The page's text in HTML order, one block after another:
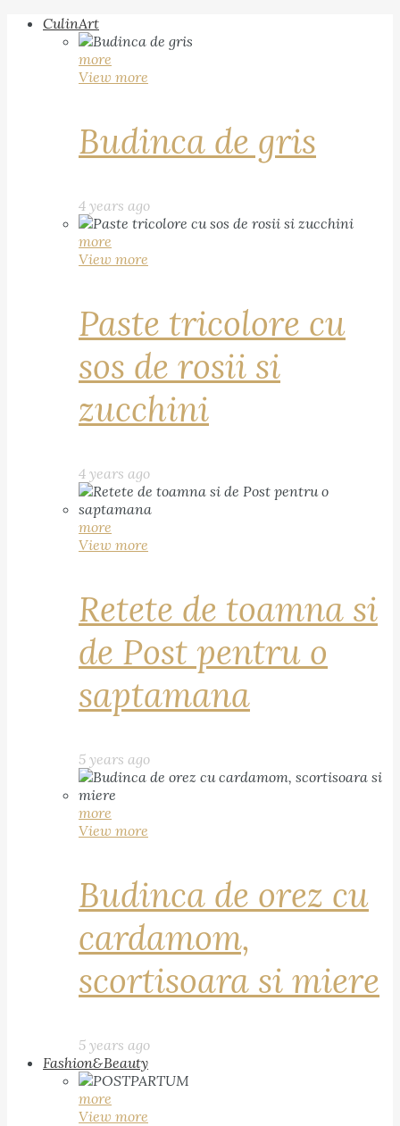
CulinArt
more
View more
Budinca de gris
4 years ago
more
View more
Paste tricolore cu
sos de rosii si
zucchini
4 years ago
more
View more
Retete de toamna si
de Post pentru o
saptamana
5 years ago
more
View more
Budinca de orez cu
cardamom,
scortisoara si miere
5 years ago
Fashion&Beauty
more
View more